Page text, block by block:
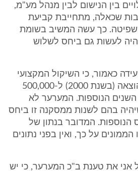
בין הנישום לבין מנהל מע"מ,
שכאלה, מתחייבת קביעת
כך עשה המשיב בשומת
אמור היה לעשות גם ביחס לשלוש
כאמור, כי השיקול המקצועי
מכוחו נקבע שיעור ההוצאה (בשנת 2000) ל-500,000
הנוספות. המערער לא
בהם לשנות ממסקנה זו ביחס
המדובר בנתון של
על כך, ואין בפני נתונים
אני את טענת ב"כ המערער, כי יש